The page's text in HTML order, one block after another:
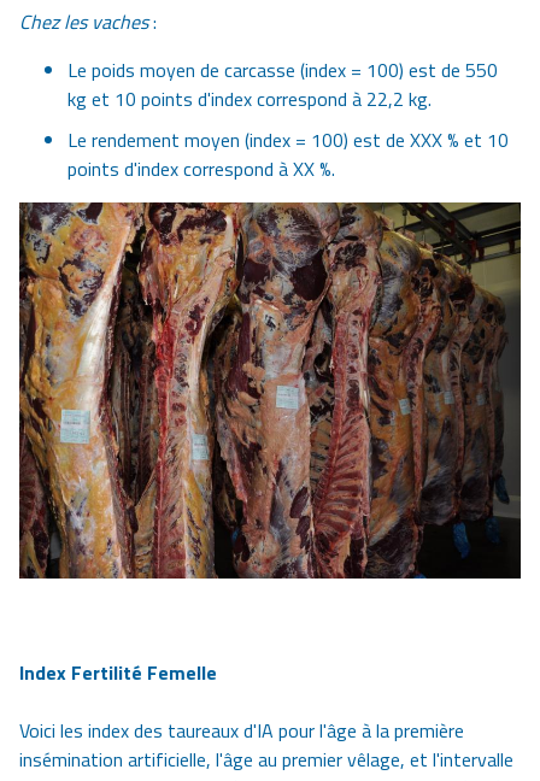
Chez les vaches:
Le poids moyen de carcasse (index = 100) est de 550
kg et 10 points d'index correspond à 22,2 kg.
Le rendement moyen (index = 100) est de XXX % et 10
points d'index correspond à XX %.
Index Fertilité Femelle
Voici les index des taureaux d'IA pour l'âge à la première
insémination artificielle, l'âge au premier vêlage, et l'intervalle